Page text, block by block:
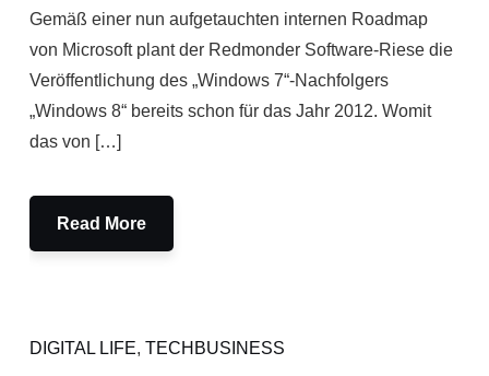
Gemäß einer nun aufgetauchten internen Roadmap
von Microsoft plant der Redmonder Software-Riese die
Veröffentlichung des „Windows 7“-Nachfolgers
„Windows 8“ bereits schon für das Jahr 2012. Womit
das von […]
Read More
DIGITAL LIFE, TECHBUSINESS